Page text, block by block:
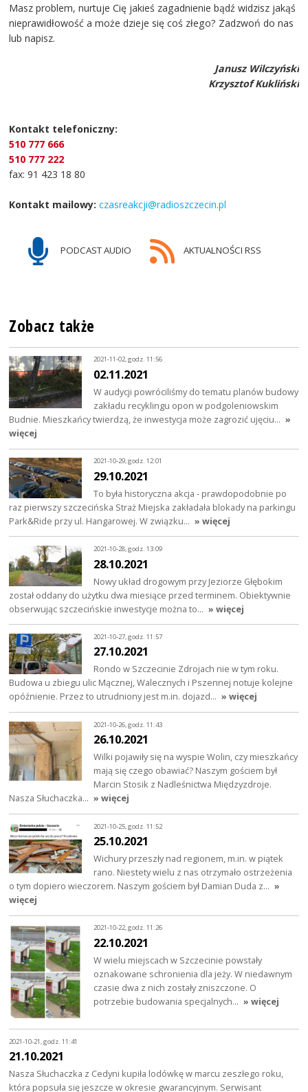
Masz problem, nurtuje Cię jakieś zagadnienie bądź widzisz jakąś
nieprawidłowość a może dzieje się coś złego? Zadzwoń do nas
lub napisz.
Janusz Wilczyński
Krzysztof Kukliński
Kontakt telefoniczny:
510 777 666
510 777 222
fax: 91 423 18 80
Kontakt mailowy: czasreakcji@radioszczecin.pl
PODCAST AUDIO AKTUALNOŚCI RSS
Zobacz także
2021-11-02, godz. 11:56
02.11.2021
W audycji powróciliśmy do tematu planów budowy
zakładu recyklingu opon w podgoleniowskim
Budnie. Mieszkańcy twierdzą, że inwestycja może zagrozić ujęciu… »
więcej
2021-10-29, godz. 12:01
29.10.2021
To była historyczna akcja - prawdopodobnie po
raz pierwszy szczecińska Straż Miejska zakładała blokady na parkingu
Park&Ride przy ul. Hangarowej. W związku… » więcej
2021-10-28, godz. 13:09
28.10.2021
Nowy układ drogowym przy Jeziorze Głębokim
został oddany do użytku dwa miesiące przed terminem. Obiektywnie
obserwując szczecińskie inwestycje można to… » więcej
2021-10-27, godz. 11:57
27.10.2021
Rondo w Szczecinie Zdrojach nie w tym roku.
Budowa u zbiegu ulic Mącznej, Walecznych i Pszennej notuje kolejne
opóźnienie. Przez to utrudniony jest m.in. dojazd… » więcej
2021-10-26, godz. 11:43
26.10.2021
Wilki pojawiły się na wyspie Wolin, czy mieszkańcy
mają się czego obawiać? Naszym gościem był
Marcin Stosik z Nadleśnictwa Międzyzdroje.
Nasza Słuchaczka… » więcej
2021-10-25, godz. 11:52
25.10.2021
Wichury przeszły nad regionem, m.in. w piątek
rano. Niestety wielu z nas otrzymało ostrzeżenia
o tym dopiero wieczorem. Naszym gościem był Damian Duda z… »
więcej
2021-10-22, godz. 11:26
22.10.2021
W wielu miejscach w Szczecinie powstały
oznakowane schronienia dla jeży. W niedawnym
czasie dwa z nich zostały zniszczone. O
potrzebie budowania specjalnych… » więcej
2021-10-21, godz. 11:41
21.10.2021
Nasza Słuchaczka z Cedyni kupiła lodówkę w marcu zeszłego roku,
która popsuła się jeszcze w okresie gwarancyjnym. Serwisant